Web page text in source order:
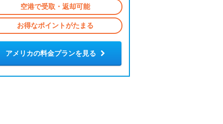
空港で受取・返却可能
お得なポイントがたまる
アメリカの料金プランを見る